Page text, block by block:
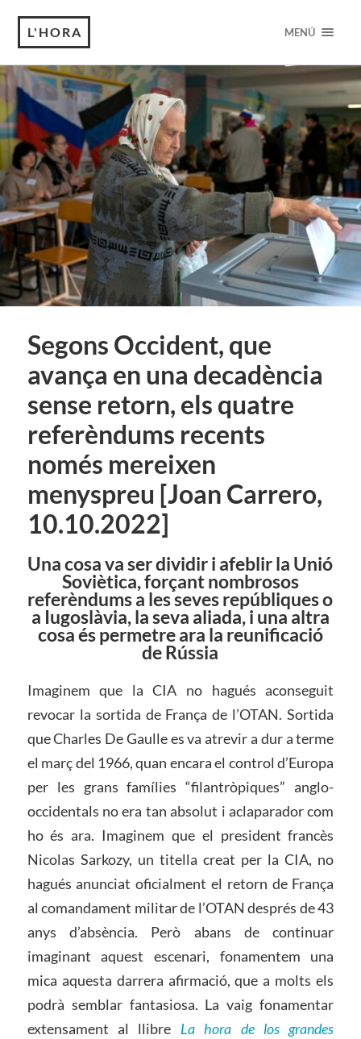
L'HORA MENÚ
Segons Occident, que
avança en una decadència
sense retorn, els quatre
referèndums recents
només mereixen
menyspreu [Joan Carrero,
10.10.2022]
Una cosa va ser dividir i afeblir la Unió
Soviètica, forçant nombrosos
referèndums a les seves repúbliques o
a Iugoslàvia, la seva aliada, i una altra
cosa és permetre ara la reunificació
de Rússia
Imaginem que la CIA no hagués aconseguit
revocar la sortida de França de l’OTAN. Sortida
que Charles De Gaulle es va atrevir a dur a terme
el març del 1966, quan encara el control d’Europa
per les grans famílies “filantròpiques” anglo-
occidentals no era tan absolut i aclaparador com
ho és ara. Imaginem que el president francès
Nicolas Sarkozy, un titella creat per la CIA, no
hagués anunciat oficialment el retorn de França
al comandament militar de l’OTAN després de 43
anys d’absència. Però abans de continuar
imaginant aquest escenari, fonamentem una
mica aquesta darrera afirmació, que a molts els
podrà semblar fantasiosa. La vaig fonamentar
extensament al llibre La hora de los grandes